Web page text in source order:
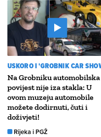
USKORO I 'GROBNIK CAR
Na Grobniku automobilska
povijest nije iza stakla: U
ovom muzeju automobile
možete dodirnuti, čuti i
doživjeti!
Rijeka i PGŽ